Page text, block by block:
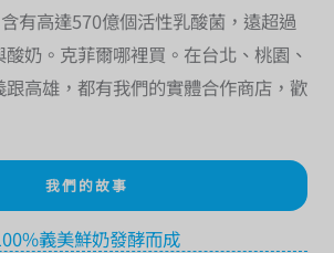
有高達570億個活性乳酸菌，遠超過
奶。克菲爾哪裡買。在台北、桃園、
跟高雄，都有我們的實體合作商店，歡
我們的故事
義美鮮奶發酵而成